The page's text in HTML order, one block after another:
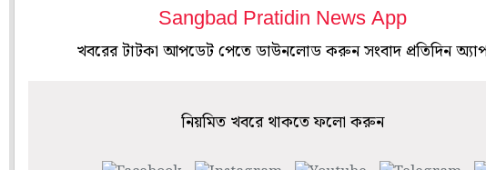
Sangbad Pratidin News App
খবরের টাটকা আপডেট পেতে ডাউনলোড করুন সংবাদ প্রতিদিন
নিয়মিত খবরে থাকতে ফলো করুন